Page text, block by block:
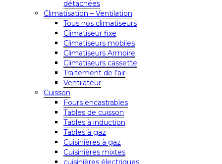
détachées
Climatisation – Ventilation
Tous nos climatiseurs
Climatiseur fixe
Climatiseurs mobiles
Climatiseurs Armoire
Climatiseurs cassette
Traitement de l’air
Ventilateur
Cuisson
Fours encastrables
Tables de cuisson
Tables à induction
Tables à gaz
Cuisinières à gaz
Cuisinières mixtes
cuisinières électriques